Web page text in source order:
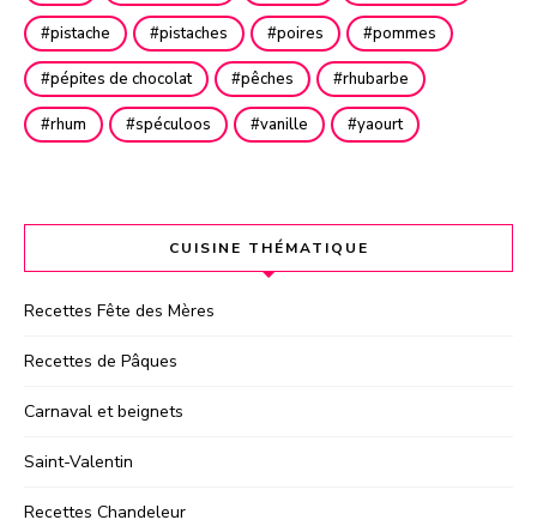
pistache pistaches poires pommes
pépites de chocolat pêches rhubarbe
rhum spéculoos vanille yaourt
CUISINE THÉMATIQUE
Recettes Fête des Mères
Recettes de Pâques
Carnaval et beignets
Saint-Valentin
Recettes Chandeleur